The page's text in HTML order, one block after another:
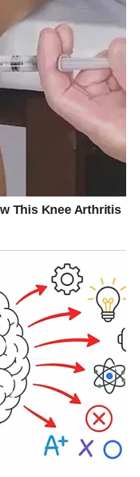
ili situacija tokom
zaista možete vjerovati.
iznenaditi, kasnije
kako biste nastavile
konačno prestati
NA
pomoći drugima
samo da biste
— ne možete
sebe.